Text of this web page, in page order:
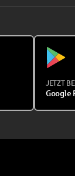
JETZT
Google